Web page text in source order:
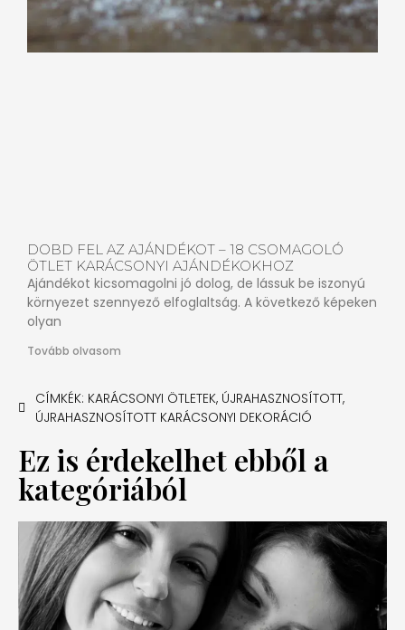
DOBD FEL AZ AJÁNDÉKOT – 18 CSOMAGOLÓ
ÖTLET KARÁCSONYI AJÁNDÉKOKHOZ
Ajándékot kicsomagolni jó dolog, de lássuk be iszonyú
környezet szennyező elfoglaltság. A következő képeken
olyan
Tovább olvasom
CÍMKÉK: KARÁCSONYI ÖTLETEK, ÚJRAHASZNOSÍTOTT,
ÚJRAHASZNOSÍTOTT KARÁCSONYI DEKORÁCIÓ
Ez is érdekelhet ebből a
kategóriából